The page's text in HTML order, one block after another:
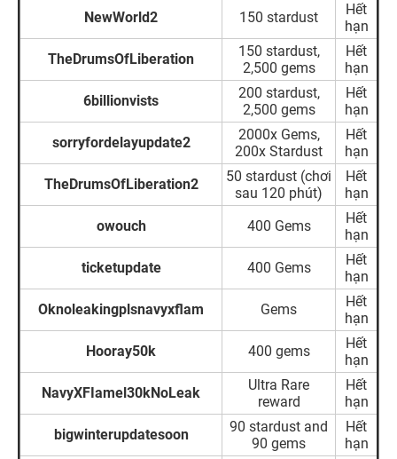
NewWorld2
150 stardust
Hết
hạn
TheDrumsOfLiberation
150 stardust,
2,500 gems
Hết
hạn
6billionvists
200 stardust,
2,500 gems
Hết
hạn
sorryfordelayupdate2
2000x Gems,
200x Stardust
Hết
hạn
TheDrumsOfLiberation2
50 stardust (chơi
sau 120 phút)
Hết
hạn
owouch
400 Gems
Hết
hạn
ticketupdate
400 Gems
Hết
hạn
Oknoleakingplsnavyxflam
Gems
Hết
hạn
Hooray50k
400 gems
Hết
hạn
NavyXFIamel30kNoLeak
Ultra Rare
reward
Hết
hạn
bigwinterupdatesoon
90 stardust and
90 gems
Hết
hạn